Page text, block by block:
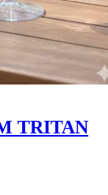
TRITAN